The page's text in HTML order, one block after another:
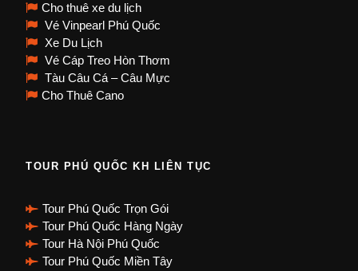
Cho thuê xe du lịch
Vé Vinpearl Phú Quốc
Xe Du Lịch
Vé Cáp Treo Hòn Thơm
Tàu Câu Cá – Câu Mực
Cho Thuê Cano
TOUR PHÚ QUỐC KH LIÊN TỤC
Tour Phú Quốc Trọn Gói
Tour Phú Quốc Hàng Ngày
Tour Hà Nội Phú Quốc
Tour Phú Quốc Miền Tây